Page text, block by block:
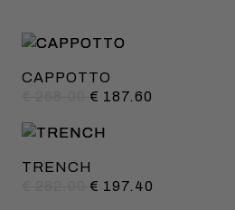
CAPPOTTO
€ 187.60
TRENCH
€ 197.40